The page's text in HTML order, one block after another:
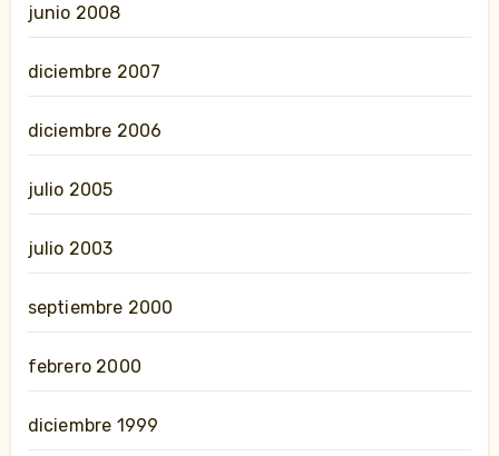
junio 2008
diciembre 2007
diciembre 2006
julio 2005
julio 2003
septiembre 2000
febrero 2000
diciembre 1999